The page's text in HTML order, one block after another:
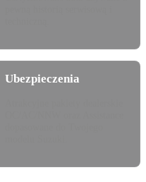
Ubezpieczenia